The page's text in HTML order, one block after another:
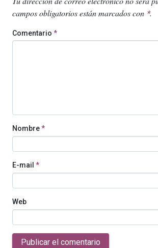
campos obligatorios están marcados con *.
Comentario *
Nombre*
E-mail *
Web
Publicar el comentario